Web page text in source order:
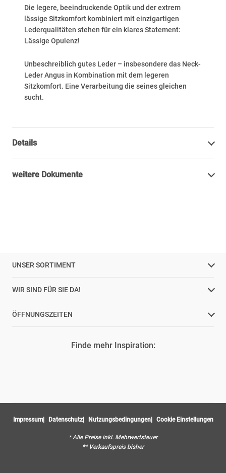
Die legere, beeindruckende Optik und der extrem
lässige Sitzkomfort kombiniert mit einzigartigen
Lederqualitäten stehen für ein klares Statement:
Lässige Opulenz!
Unbeschreiblich gutes Leder – insbesondere das Neck-
Leder Angus in Kombination mit dem legeren
Sitzkomfort. Eine Verarbeitung die seines gleichen
sucht.
Details
weitere Dokumente
UNSER SORTIMENT
WIR SIND FÜR SIE DA!
ÖFFNUNGSZEITEN
Finde mehr Inspiration:
Impressum Datenschutz Nutzungsbedingungen Cookie Einstellungen
* Alle Preise inkl. Mehrwertsteuer
** Verkaufspreis bisher